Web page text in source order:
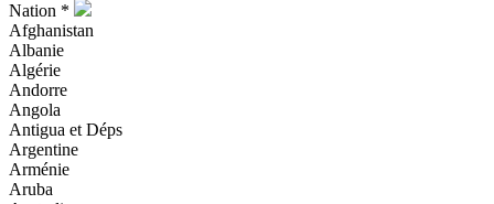
Nation *
Afghanistan
Albanie
Algérie
Andorre
Angola
Antigua et Déps
Argentine
Arménie
Aruba